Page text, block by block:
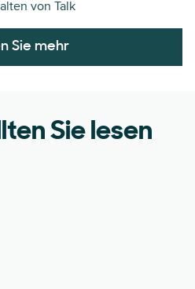
von Talk
Sie mehr
Sie lesen